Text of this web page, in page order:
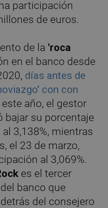
participación
de euros.
de la 'roca
en el banco desde
días antes de
con con
año, el gestor
bajar su porcentaje
3,138%, mientras
el 23 de marzo,
al 3,069%.
es el tercer
banco que
del consejero